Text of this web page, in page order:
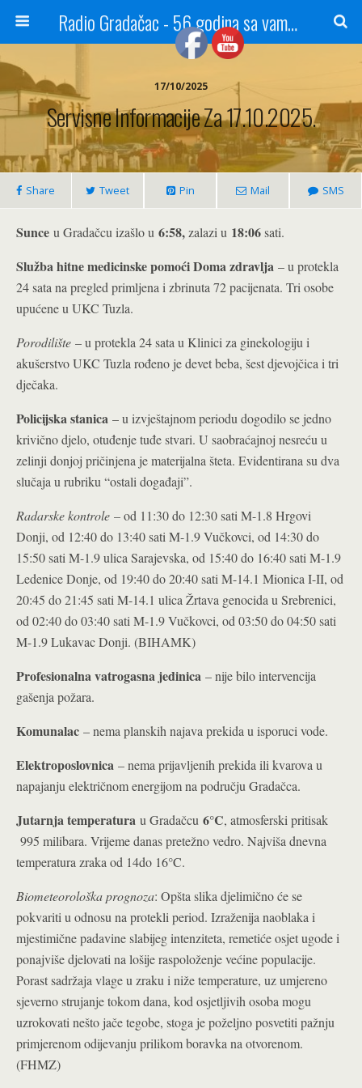
Radio Gradačac - 56 godina sa vama...
17/10/2025
Servisne Informacije Za 17.10.2025.
Share Tweet Pin Mail SMS
Sunce u Gradačcu izašlo u 6:58,zalazi u 18:06sati.
Služba hitne medicinske pomoći Doma zdravlja – u protekla
24 sata na pregled primljena i zbrinuta 72 pacijenata. Tri osobe
upućene u UKC Tuzla.
Porodilište – u protekla 24 sata u Klinici za ginekologiju i
akušerstvo UKC Tuzla rođeno je devet beba, šest djevojčica i tri
dječaka.
Policijska stanica – u izvještajnom periodu dogodilo se jedno
krivično djelo, otuđenje tuđe stvari. U saobraćajnoj nesreću u
zelinji donjoj pričinjena je materijalna šteta. Evidentirana su dva
slučaja u rubriku “ostali događaji”.
Radarske kontrole – od 11:30 do 12:30 sati M-1.8 Hrgovi
Donji, od 12:40 do 13:40 sati M-1.9 Vučkovci, od 14:30 do
15:50 sati M-1.9 ulica Sarajevska, od 15:40 do 16:40 sati M-1.9
Ledenice Donje, od 19:40 do 20:40 sati M-14.1 Mionica I-II, od
20:45 do 21:45 sati M-14.1 ulica Žrtava genocida u Srebrenici,
od 02:40 do 03:40 sati M-1.9 Vučkovci, od 03:50 do 04:50 sati
M-1.9 Lukavac Donji. (BIHAMK)
Profesionalna vatrogasna jedinica – nije bilo intervencija
gašenja požara.
Komunalac – nema planskih najava prekida u isporuci vode.
Elektroposlovnica – nema prijavljenih prekida ili kvarova u
napajanju električnom energijom na području Gradačca.
Jutarnja temperatura u Gradačcu 6°C, atmosferski pritisak
995 milibara. Vrijeme danas pretežno vedro. Najviša dnevna
temperatura zraka od 14do 16°C.
Biometeorološka prognoza: Opšta slika djelimično će se
pokvariti u odnosu na protekli period. Izraženija naoblaka i
mjestimične padavine slabijeg intenziteta, remetiće osjet ugode i
ponajviše djelovati na lošije raspoloženje većine populacije.
Porast sadržaja vlage u zraku i niže temperature, uz umjereno
sjeverno strujanje tokom dana, kod osjetljivih osoba mogu
uzrokovati nešto jače tegobe, stoga je poželjno posvetiti pažnju
primjerenom odijevanju prilikom boravka na otvorenom.
(FHMZ)